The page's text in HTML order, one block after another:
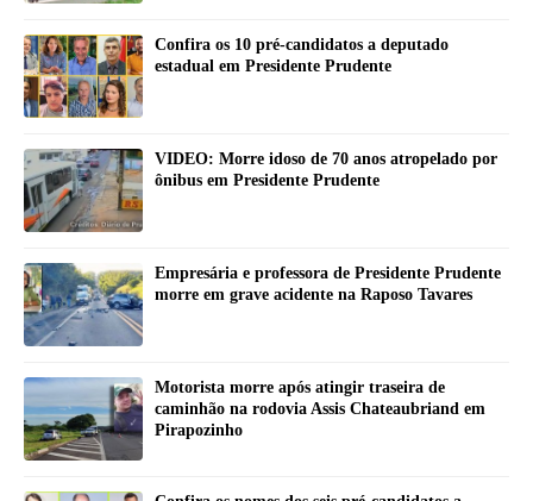
Confira os 10 pré-candidatos a deputado
estadual em Presidente Prudente
VIDEO: Morre idoso de 70 anos atropelado por
ônibus em Presidente Prudente
Empresária e professora de Presidente Prudente
morre em grave acidente na Raposo Tavares
Motorista morre após atingir traseira de
caminhão na rodovia Assis Chateaubriand em
Pirapozinho